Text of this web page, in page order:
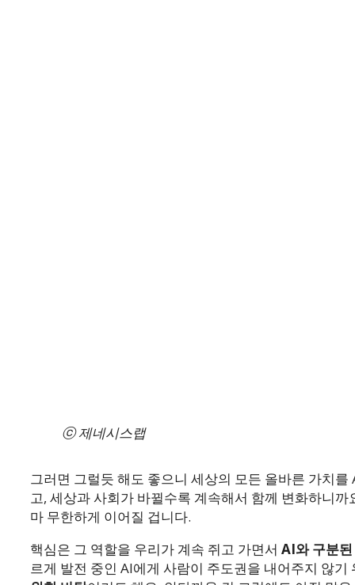
ⓒ 제네시스랩
그러면 그럴듯 해도 좋으니 세상의 모든 올바른 가치
고, 세상과 사회가 바뀔수록 계속해서 함께 변화하니
마 무한하게 이어질 겁니다.
핵심은 그 역할을 우리가 계속 쥐고 가면서 AI와 구분
르게 발전 중인 AI에게 사람이 주도권을 내어주지 않